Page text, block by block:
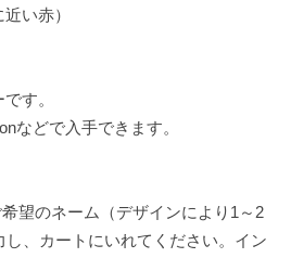
い赤）
す。
などで入手できます。
望のネーム（デザインにより1～2
し、カートにいれてください。イン